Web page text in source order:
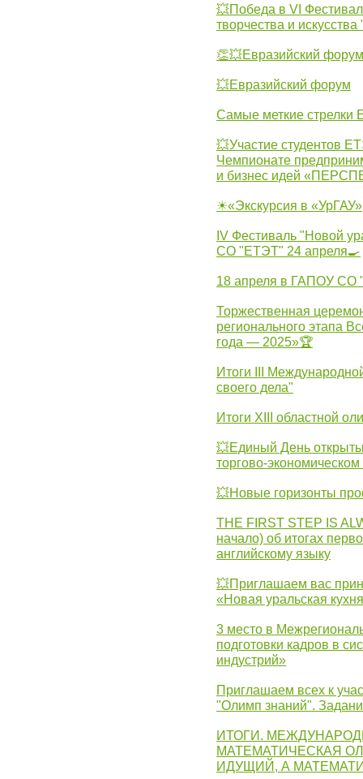
💥Победа в VI
творчества и
👏💥Евразийский форум
💥Евразийский форум
Самые меткие стрелки
💥Участие студентов
Чемпионате
и бизнес идей
☀«Экскурсия в «УрГАУ»
IV Фестиваль "Новой
СО "ЕТЭТ" 24 апреля🍳
18 апреля в ГАПОУ СО
Торжественная
регионального этапа
года — 2025»🏆
Итоги III
своего дела"
Итоги XIII областной
💥Единый День
торгово-
💥Новые горизонты
THE FIRST STEP IS
начало) об итогах
английскому языку
💥Приглашаем вас
«Новая уральская
3 место в
подготовки кадров в
индустрий»
Приглашаем всех к
"Олимп знаний".
ИТОГИ.
МАТЕМАТИЧЕСКАЯ
ИДУЩИЙ, А